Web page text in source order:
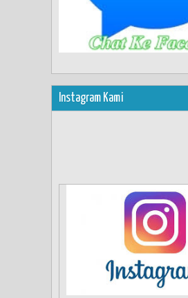
Instagram Kami